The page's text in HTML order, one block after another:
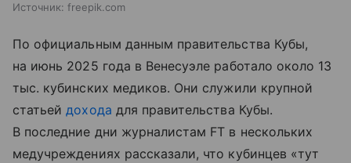
Источник: freepik.com
По официальным данным правительства Кубы,
на июнь 2025 года в Венесуэле работало около 13
тыс. кубинских медиков. Они служили крупной
статьейдохода для правительства Кубы.
В последние дни журналистам FT в нескольких
медучреждениях рассказали, что кубинцев «тут